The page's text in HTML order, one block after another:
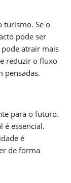
turismo. Se o
pode ser
atrair mais
reduzir o fluxo
pensadas.
para o futuro.
é essencial.
é
de forma